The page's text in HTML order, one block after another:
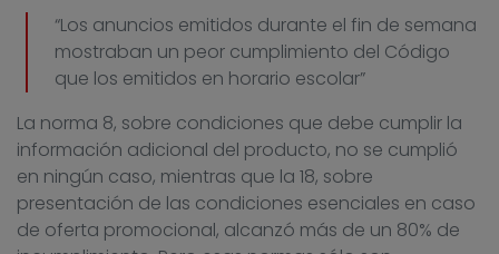
“Los anuncios emitidos durante el fin de semana
mostraban un peor cumplimiento del Código
que los emitidos en horario escolar”
La norma 8, sobre condiciones que debe cumplir la
información adicional del producto, no se cumplió
en ningún caso, mientras que la 18, sobre
presentación de las condiciones esenciales en caso
de oferta promocional, alcanzó más de un 80% de